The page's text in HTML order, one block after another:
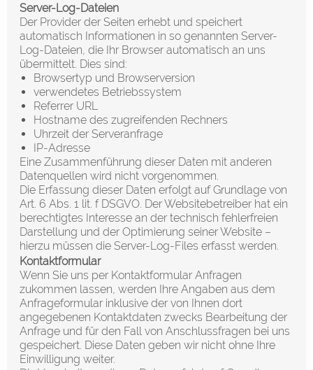
Server-Log-Dateien
Der Provider der Seiten erhebt und speichert
automatisch Informationen in so genannten Server-
Log-Dateien, die Ihr Browser automatisch an uns
übermittelt. Dies sind:
Browsertyp und Browserversion
verwendetes Betriebssystem
Referrer URL
Hostname des zugreifenden Rechners
Uhrzeit der Serveranfrage
IP-Adresse
Eine Zusammenführung dieser Daten mit anderen
Datenquellen wird nicht vorgenommen.
Die Erfassung dieser Daten erfolgt auf Grundlage von
Art. 6 Abs. 1 lit. f DSGVO. Der Websitebetreiber hat ein
berechtigtes Interesse an der technisch fehlerfreien
Darstellung und der Optimierung seiner Website –
hierzu müssen die Server-Log-Files erfasst werden.
Kontaktformular
Wenn Sie uns per Kontaktformular Anfragen
zukommen lassen, werden Ihre Angaben aus dem
Anfrageformular inklusive der von Ihnen dort
angegebenen Kontaktdaten zwecks Bearbeitung der
Anfrage und für den Fall von Anschlussfragen bei uns
gespeichert. Diese Daten geben wir nicht ohne Ihre
Einwilligung weiter.